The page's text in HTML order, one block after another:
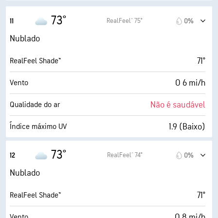
Teto de nuvens 1900 pés
11 73° RealFeel® 75° 0%
Nublado
RealFeel Shade™ 71°
Vento O 6 mi/h
Qualidade do ar Não é saudável
Índice máximo UV 1.9 (Baixo)
Humidade
Ponto de orvalho 63° F
AccuLumen Brightness Index™ 1 (Escuro)
12 73° RealFeel® 74° 0%
Nublado
RealFeel Shade™ 71°